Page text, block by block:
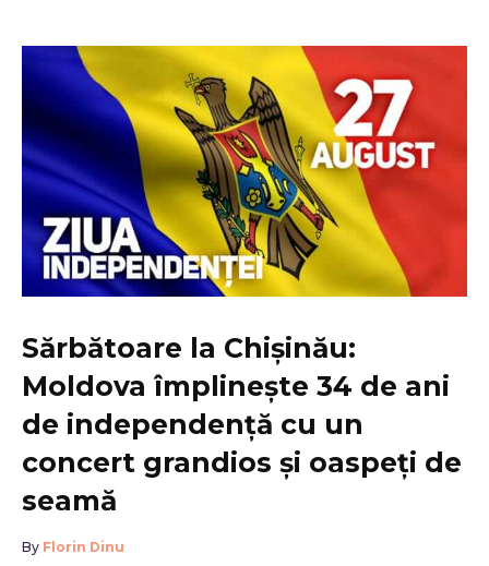
Sărbătoare la Chișinău:
Moldova împlinește 34 de ani
de independență cu un
concert grandios și oaspeți de
seamă
By Florin Dinu